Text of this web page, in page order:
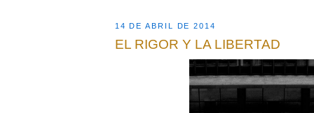
14 DE ABRIL DE 2014
EL RIGOR Y LA LIBERTAD